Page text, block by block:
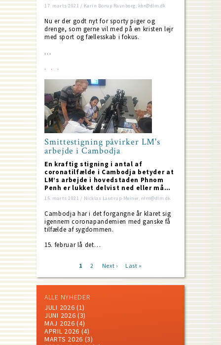
17. marts 2021 / Karin Borup Ravnborg; kbr@dlm.dk
Nu er der godt nyt for sporty piger og
drenge, som gerne vil med på en kristen lejr
med sport og fællesskab i fokus.
…
Smittestigning påvirker LM's
arbejde i Cambodja
En kraftig stigning i antal af
coronatilfælde i Cambodja betyder at
LM’s arbejde i hovedstaden Phnom
Penh er lukket delvist ned eller må…
15. marts 2021 / Nicklas Lautrup-Meiner, nlm@dlm.dk
Cambodja har i det forgangne år klaret sig
igennem coronapandemien med ganske få
tilfælde af sygdommen.
15. februar lå det…
Current
1 Page
2
Next
Next ›
Last
Last »
ALLE NYHEDER
JULI 2026 (1)
JUNI 2026 (3)
MAJ 2026 (4)
APRIL 2026 (4)
MARTS 2026 (3)